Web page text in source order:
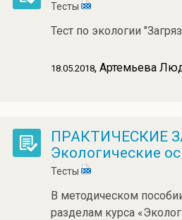
Тесты
Тест по экологии
18.05.2018, Артемьева
ПРАКТИЧЕСКИЕ
Экологические
Тесты
В методическом
разделам курса